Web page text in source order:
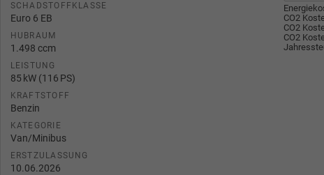
SCHADSTOFFKLASSE
Euro 6 EB
HUBRAUM
1.498 ccm
LEISTUNG
85 kW (116 PS)
KRAFTSTOFF
Benzin
KATEGORIE
Van/Minibus
ERSTZULASSUNG
10.06.2026
CO2
CO2
CO2